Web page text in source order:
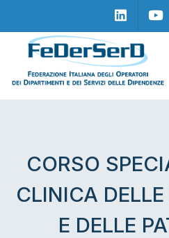
CORSO
CLINICA
E DELLE